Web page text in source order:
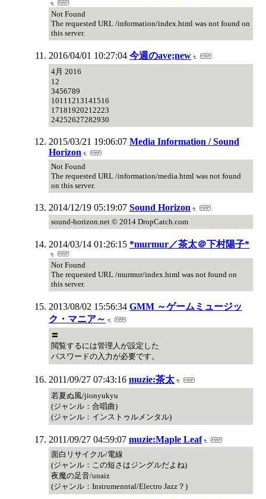
Not Found
The requested URL /information/index.html was not found on
this server.
2016/04/01 10:27:04 今週のave;new
4月 2016
12
3456789
10111213141516
17181920212223
24252627282930
2015/03/21 19:06:07 Media Information / Sound
Horizon
Not Found
The requested URL /information/media.html was not found
on this server.
2014/12/19 05:19:07 Sound Horizon
sound-horizon.net © 2014 DropCatch.com
2014/03/14 01:26:15 *murmur／茶太＠下村陽子*
Not Found
The requested URL /murmur/index.html was not found on
this server.
2013/08/02 15:56:34 GMM ～ゲームミュージッ
ク・マニア～
〓
閲覧するには管理人が設定した
パスワードの入力が必要です。
2011/09/27 07:43:16 muzie:茶太
若夏ぬ風/jionyukyu
(ジャンル：合唱曲)
(ジャンル：インストゥルメンタル)
2011/09/27 04:59:07 muzie:Maple Leaf
面白リサイクル/電線
(ジャンル：この短さはジングルだよね)
夜魔の足音/unaiz
(ジャンル：Instrumenntal/Electro Jazz？)